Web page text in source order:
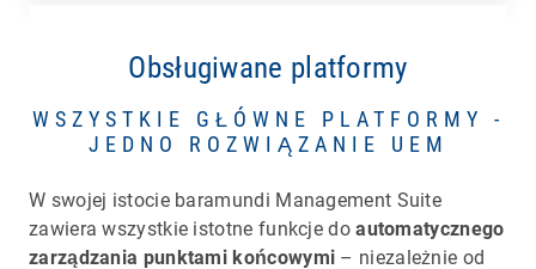
Obsługiwane platformy
WSZYSTKIE GŁÓWNE PLATFORMY -
JEDNO ROZWIĄZANIE UEM
W swojej istocie baramundi Management Suite
zawiera wszystkie istotne funkcje doautomatycznego
zarządzania punktami końcowymi – niezależnie od